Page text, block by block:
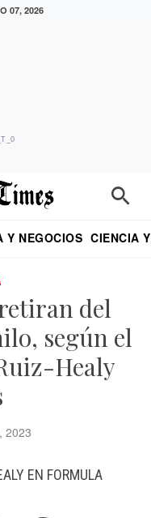
07, 2026
Y NEGOCIOS CIENCIA
del
según el
Healy
2023
EN FORMULA